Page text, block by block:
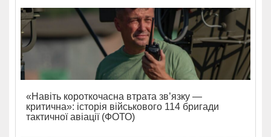
«Навіть короткочасна втрата зв’язку —
критична»: історія військового 114 бригади
тактичної авіації (ФОТО)